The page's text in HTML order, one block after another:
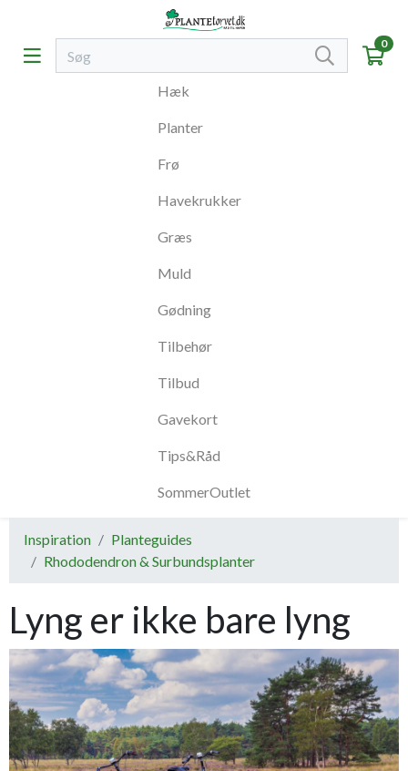
0
Hæk
Planter
Frø
Havekrukker
Græs
Muld
Gødning
Tilbehør
Tilbud
Gavekort
Tips&Råd
SommerOutlet
Inspiration
Planteguides
Rhododendron & Surbundsplanter
Lyng er ikke bare lyng